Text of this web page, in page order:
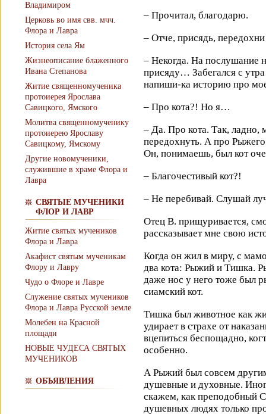
Владимиром
Церковь во имя свв. мчч.
Флора и Лавра
История села Ям
Жизнеописание блаженного
Ивана Степанова
Житие священномученика
протоиерея Ярослава
Савицкого, Ямского
Молитва священномученику
протоиерею Ярославу
Савицкому, Ямскому
Другие новомученики,
служившие в храме Флора и
Лавра
СВЯТЫЕ МУЧЕНИКИ
ФЛОР И ЛАВР
Житие святых мучеников
Флора и Лавра
Акафист святым мученикам
Флору и Лавру
Чудо о Флоре и Лавре
Служение святых мучеников
Флора и Лавра Русской земле
Молебен на Красной
площади
НОВЫЕ ЧУДЕСА СВЯТЫХ
МУЧЕНИКОВ
ОБЪЯВЛЕНИЯ
– Прочитал, благодарю.
– Отче, присядь,
– Некогда. На послушание
присяду… Забегался с
напиши-ка историю про
– Про кота?! Но я…
– Да. Про кота. Так, ладно,
передохнуть. А про Рыжего
Он, понимаешь, был кот
– Благочестивый кот?!
– Не перебивай. Слушай
Отец В. прищуривается,
рассказывает мне свою
Когда он жил в миру, с
два кота: Рыжий и Тишка.
даже нос у него тоже был
сиамский кот.
Тишка был животное как
удирает в страхе от
вцепиться беспощадно,
особенно.
А Рыжий был совсем
душевные и духовные.
скажем, как преподобный
душевных людях только